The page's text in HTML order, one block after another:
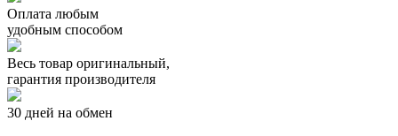
Оплата любым
удобным способом
Весь товар оригинальный,
гарантия производителя
30 дней на обмен